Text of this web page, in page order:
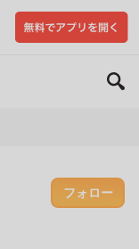
フォロー